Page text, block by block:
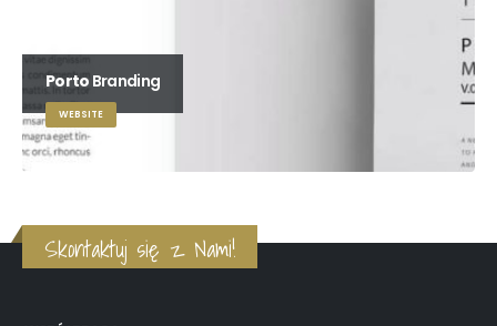
Porto Branding
WEBSITE
Skontaktuj się z Nami!